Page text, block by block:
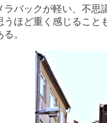
ラバックが軽い、不思
うほど重く感じること
。